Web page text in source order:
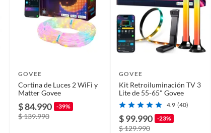
GOVEE
Cortina de Luces 2 WiFi y
Matter Govee
$ 84.990 -39%
$ 139.990
GOVEE
Kit Retroiluminación TV 3
Lite de 55-65" Govee
4.9 (40)
$ 99.990 -23%
$ 129.990